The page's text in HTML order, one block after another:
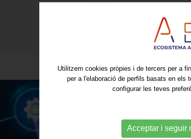
Utilitzem cookies pròpies i de tercers per a
per a l'elaboració de perfils basats en els
configurar les teves
Acceptar i seguir